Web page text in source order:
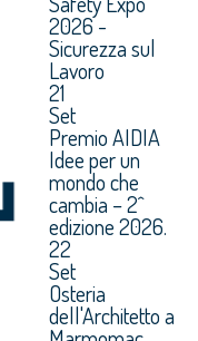
2026 -
Sicurezza sul
Lavoro
21
Set
Premio AIDIA
Idee per un
mondo che
cambia – 2^
edizione 2026.
22
Set
Osteria
dell'Architetto a